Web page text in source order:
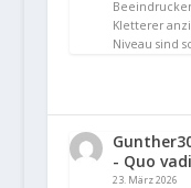
Kletterer
Niveau sind
- Quo
23. März 2026